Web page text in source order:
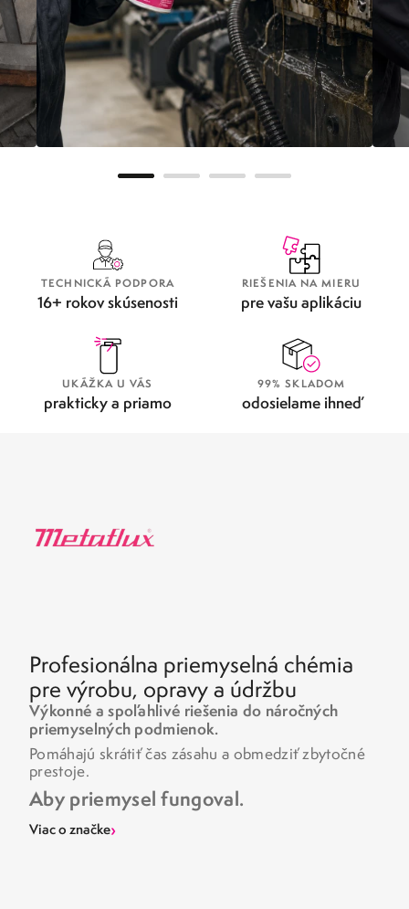
TECHNICKÁ PODPORA
16+ rokov skúsenosti
RIEŠENIA NA MIERU
pre vašu aplikáciu
UKÁŽKA U VÁS
prakticky a priamo
99% SKLADOM
odosielame ihneď
Profesionálna priemyselná chémia
pre výrobu, opravy a údržbu
Výkonné a spoľahlivé riešenia do náročných
priemyselných podmienok.
Pomáhajú skrátiť čas zásahu a obmedziť zbytočné
prestoje.
Aby priemysel fungoval.
Viac o značke›